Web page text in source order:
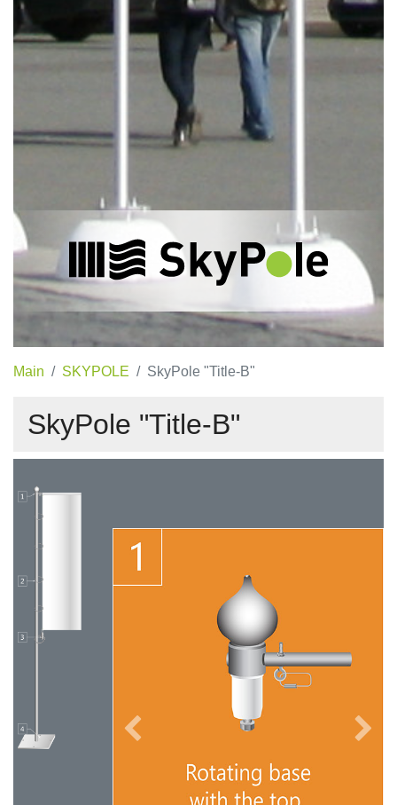
Main SKYPOLE SkyPole "Title-B"
SkyPole "Title-B"